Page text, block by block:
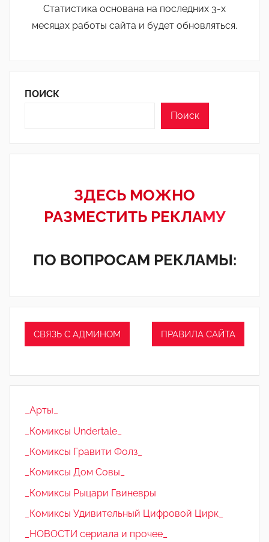
Статистика основана на последних 3-х
месяцах работы сайта и будет обновляться.
ПОИСК
Поиск
ЗДЕСЬ МОЖНО
РАЗМЕСТИТЬ РЕКЛАМУ
ПО ВОПРОСАМ РЕКЛАМЫ:
СВЯЗЬ С АДМИНОМ ПРАВИЛА САЙТА
_Арты_
_Комиксы Undertale_
_Комиксы Гравити Фолз_
_Комиксы Дом Совы_
_Комиксы Рыцари Гвиневры
_Комиксы Удивительный Цифровой Цирк_
_НОВОСТИ сериала и прочее_